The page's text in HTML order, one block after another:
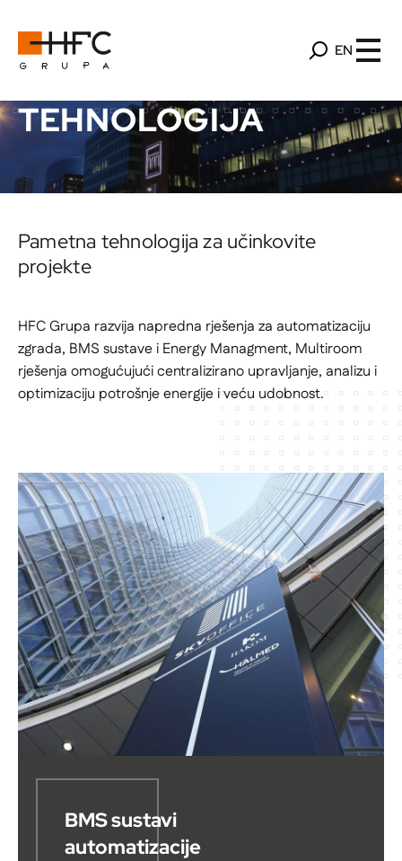
EN
TEHNOLOGIJA
Pametna tehnologija za učinkovite
projekte
HFC Grupa razvija napredna rješenja za automatizaciju
zgrada, BMS sustave i Energy Managment, Multiroom
rješenja omogućujući centralizirano upravljanje, analizu i
optimizaciju potrošnje energije i veću udobnost.
BMS sustavi
automatizacije